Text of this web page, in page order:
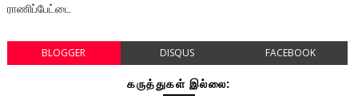
ராணிப்பேட்டை
BLOGGER DISQUS FACEBOOK
கருத்துகள் இல்லை: